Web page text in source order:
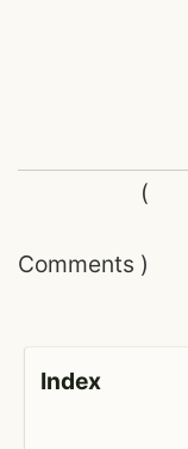
Comments
(
)
Index